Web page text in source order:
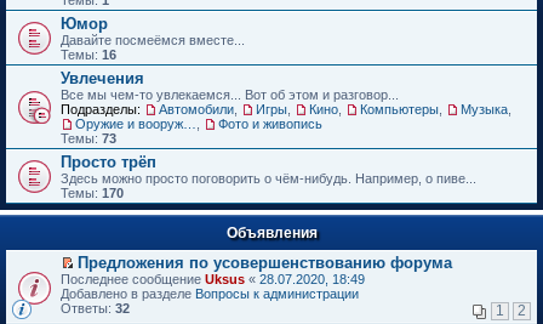
Юмор
Давайте посмеёмся вместе...
Темы: 16
Увлечения
Все мы чем-то увлекаемся... Вот об этом и разговор...
Подразделы:
Автомобили Игры Кино Компьютеры Музыка
Фото и живопись
Темы: 73
Просто трёп
Здесь можно просто поговорить о чём-нибудь. Например, о пиве...
Темы: 170
Объявления
П
е
р
Предложения по усовершенствованию форума
Последнее сообщение Uksus « 28.07.2020, 18:49
Добавлено в разделе Вопросы к администрации
Ответы: 32 1 2